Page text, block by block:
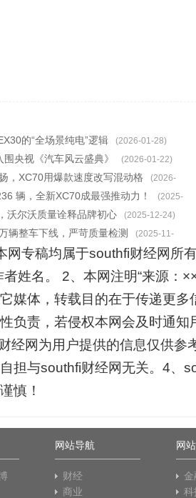
的“全场景纯电”逻辑
(2026-01-28)
央视《汽车风云盛典》 (2026-01-22)
，XC70用爆款速度改写混动格 (2026-
辆，全新XC70成最强推动力！ (2025-
沃尔沃质量诠释品牌初心 (2025-12-24)
辆整车下线，严苛质量检测 (2025-11-
网专稿均属于southfi财经网所
姓名。 2、本网注明“来源：
媒体，转载目的在于传递更多
负责，若侵权本网会及时通知
经网为用户提供的信息仅供参
担与southfi财经网无关。4、
慎！
网站导航
财经
商业
网
金
科